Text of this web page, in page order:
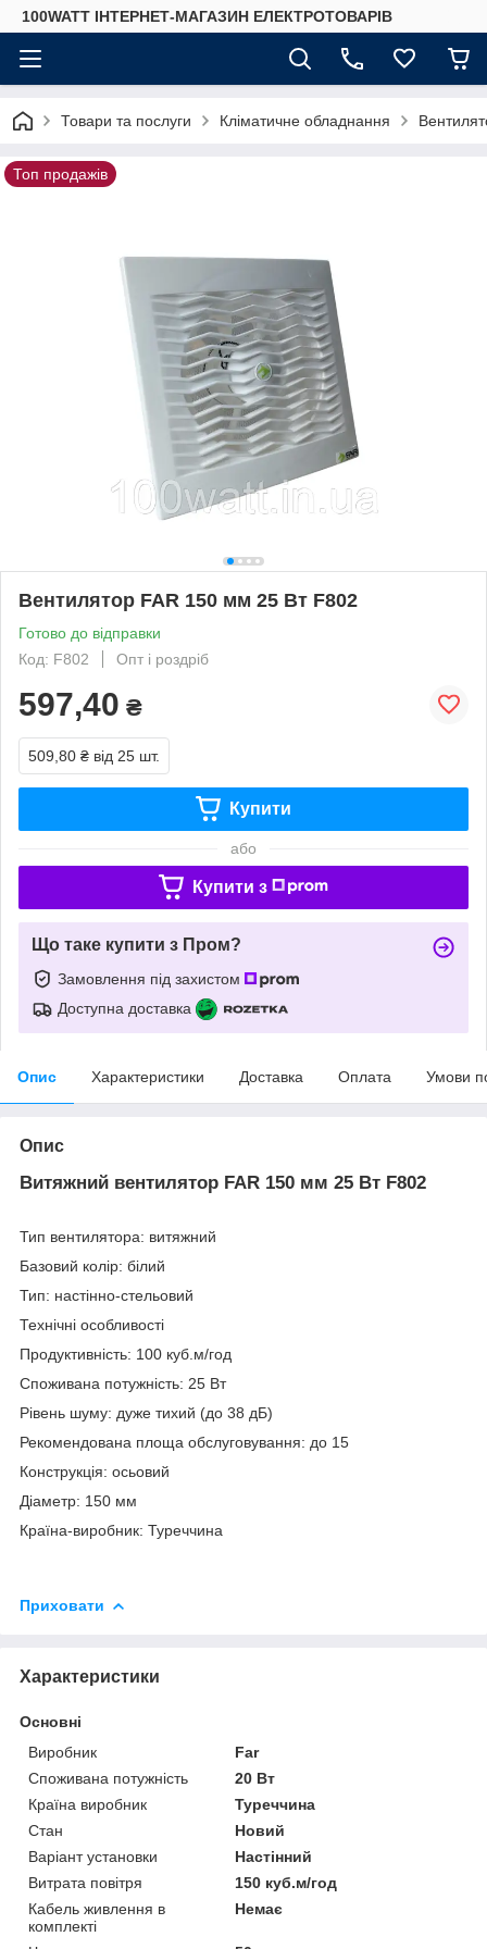
100WATT ІНТЕРНЕТ-МАГАЗИН ЕЛЕКТРОТОВАРІВ
Товари та послуги Кліматичне обладнання
Топ продажів
Вентилятор FAR 150 мм 25 Вт F802
Готово до відправки
Код: F802
Опт і роздріб
597,40 ₴
509,80 ₴ від 25 шт.
Купити
або
Купити з
Що таке купити з Пром?
Замовлення під захистом
Доступна доставка
Опис Характеристики Доставка Оплата Умови
Опис
Витяжний вентилятор FAR 150 мм 25 Вт F802
Тип вентилятора: витяжний
Базовий колір: білий
Тип: настінно-стельовий
Технічні особливості
Продуктивність: 100 куб.м/год
Споживана потужність: 25 Вт
Рівень шуму: дуже тихий (до 38 дБ)
Рекомендована площа обслуговування: до 15
Конструкція: осьовий
Діаметр: 150 мм
Країна-виробник: Туреччина
Приховати
Характеристики
Основні
Виробник
Far
Споживана потужність
20 Вт
Країна виробник
Туреччина
Стан
Новий
Варіант установки
Настінний
Витрата повітря
150 куб.м/год
Кабель живлення в
комплекті
Немає